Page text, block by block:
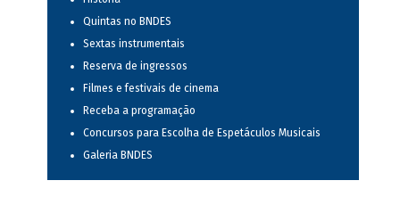
Quintas no BNDES
Sextas instrumentais
Reserva de ingressos
Filmes e festivais de cinema
Receba a programação
Concursos para Escolha de Espetáculos Musicais
Galeria BNDES